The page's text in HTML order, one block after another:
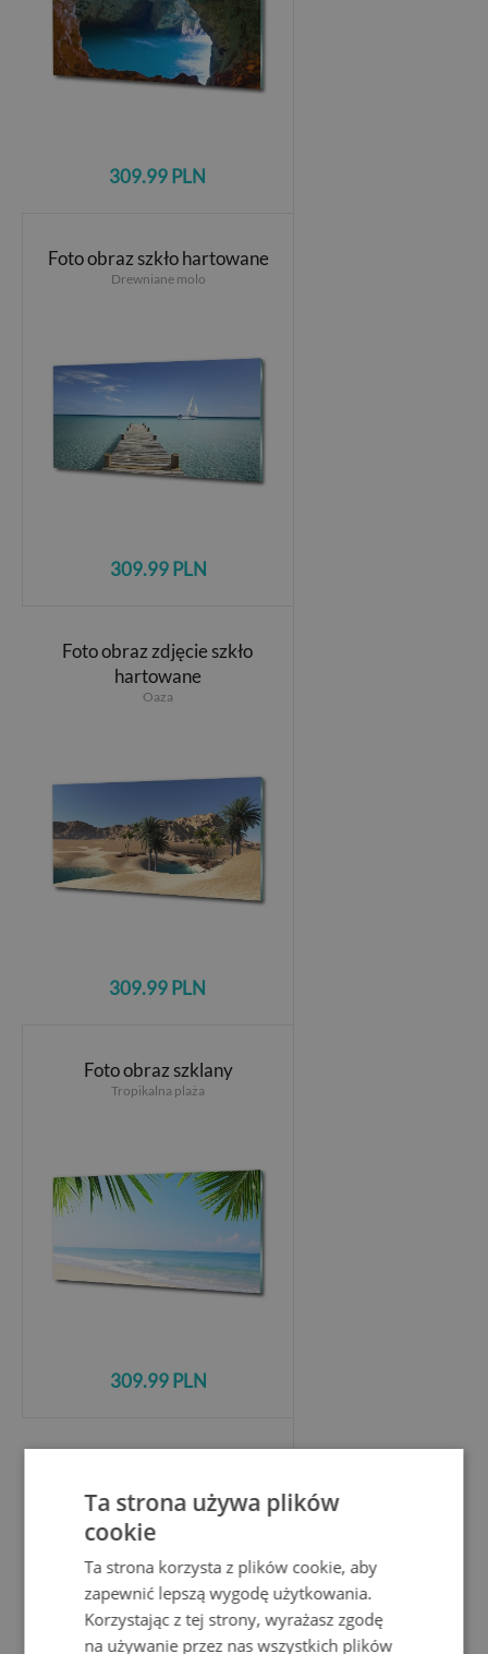
309.99 PLN
Foto obraz szkło hartowane
Drewniane molo
309.99 PLN
Foto obraz zdjęcie szkło
hartowane
Oaza
309.99 PLN
Foto obraz szklany
Tropikalna plaża
309.99 PLN
Ta strona używa plików
cookie
Ta strona korzysta z plików cookie, aby
zapewnić lepszą wygodę użytkowania.
Korzystając z tej strony, wyrażasz zgodę
na używanie przez nas wszystkich plików